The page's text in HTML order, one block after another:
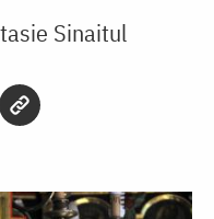
Sinaitul